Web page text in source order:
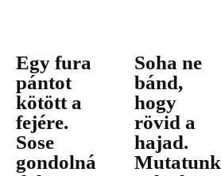
Egy fura
pántot
kötött a
fejére.
Sose
gondolná
Soha ne
bánd,
hogy
rövid a
hajad.
Mutatunk